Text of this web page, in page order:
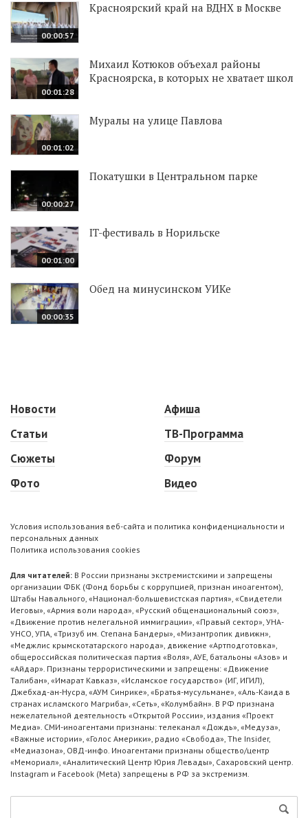
00:00:57
Красноярский край на ВДНХ в Москве
00:01:28
Михаил Котюков объехал районы
Красноярска, в которых не хватает школ
00:01:02
Муралы на улице Павлова
00:00:27
Покатушки в Центральном парке
00:01:00
IT-фестиваль в Норильске
00:00:35
Обед на минусинском УИКе
Новости
Статьи
Сюжеты
Фото
Афиша
ТВ-Программа
Форум
Видео
Условия использования веб-сайта и политика конфиденциальности и
персональных данных
Политика использования cookies
Для читателей: В России признаны экстремистскими и запрещены
организации ФБК (Фонд борьбы с коррупцией, признан иноагентом),
Штабы Навального, «Национал-большевистская партия», «Свидетели
Иеговы», «Армия воли народа», «Русский общенациональный союз»,
«Движение против нелегальной иммиграции», «Правый сектор», УНА-
УНСО, УПА, «Тризуб им. Степана Бандеры», «Мизантропик дивижн»,
«Меджлис крымскотатарского народа», движение «Артподготовка»,
общероссийская политическая партия «Воля», АУЕ, батальоны «Азов» и
«Айдар». Признаны террористическими и запрещены: «Движение
Талибан», «Имарат Кавказ», «Исламское государство» (ИГ, ИГИЛ),
Джебхад-ан-Нусра, «АУМ Синрике», «Братья-мусульмане», «Аль-Каида в
странах исламского Магриба», «Сеть», «Колумбайн». В РФ признана
нежелательной деятельность «Открытой России», издания «Проект
Медиа». СМИ-иноагентами признаны: телеканал «Дождь», «Медуза»,
«Важные истории», «Голос Америки», радио «Свобода», The Insider,
«Медиазона», ОВД-инфо. Иноагентами признаны общество/центр
«Мемориал», «Аналитический Центр Юрия Левады», Сахаровский центр.
Instagram и Facebook (Metа) запрещены в РФ за экстремизм.